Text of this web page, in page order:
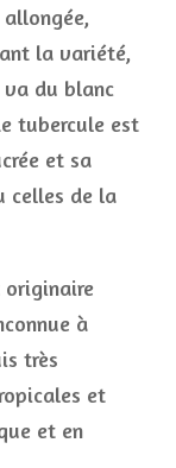
la variété,
du blanc
tubercule est
et sa
celles de la
originaire
à
très
et
et en